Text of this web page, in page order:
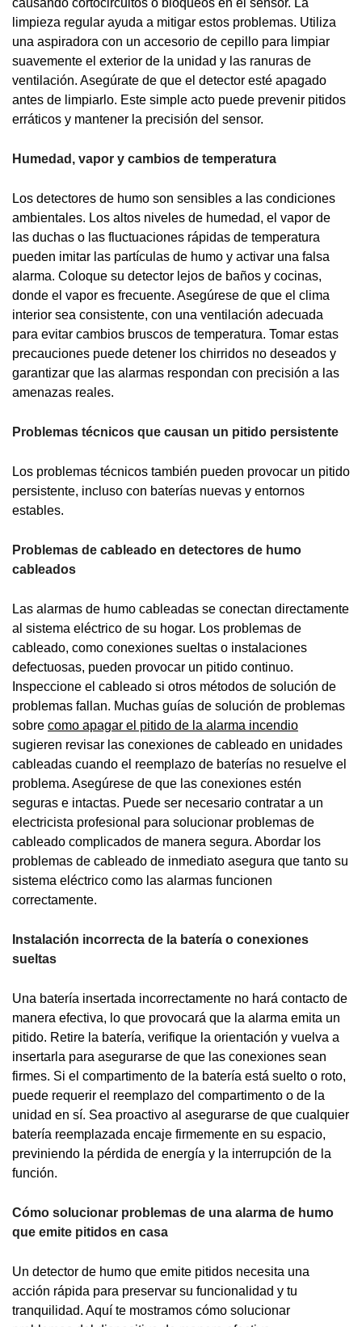
causando cortocircuitos o bloqueos en el sensor. La
limpieza regular ayuda a mitigar estos problemas. Utiliza
una aspiradora con un accesorio de cepillo para limpiar
suavemente el exterior de la unidad y las ranuras de
ventilación. Asegúrate de que el detector esté apagado
antes de limpiarlo. Este simple acto puede prevenir pitidos
erráticos y mantener la precisión del sensor.
Humedad, vapor y cambios de temperatura
Los detectores de humo son sensibles a las condiciones
ambientales. Los altos niveles de humedad, el vapor de
las duchas o las fluctuaciones rápidas de temperatura
pueden imitar las partículas de humo y activar una falsa
alarma. Coloque su detector lejos de baños y cocinas,
donde el vapor es frecuente. Asegúrese de que el clima
interior sea consistente, con una ventilación adecuada
para evitar cambios bruscos de temperatura. Tomar estas
precauciones puede detener los chirridos no deseados y
garantizar que las alarmas respondan con precisión a las
amenazas reales.
Problemas técnicos que causan un pitido persistente
Los problemas técnicos también pueden provocar un pitido
persistente, incluso con baterías nuevas y entornos
estables.
Problemas de cableado en detectores de humo
cableados
Las alarmas de humo cableadas se conectan directamente
al sistema eléctrico de su hogar. Los problemas de
cableado, como conexiones sueltas o instalaciones
defectuosas, pueden provocar un pitido continuo.
Inspeccione el cableado si otros métodos de solución de
problemas fallan. Muchas guías de solución de problemas
sobre como apagar el pitido de la alarma incendio
sugieren revisar las conexiones de cableado en unidades
cableadas cuando el reemplazo de baterías no resuelve el
problema. Asegúrese de que las conexiones estén
seguras e intactas. Puede ser necesario contratar a un
electricista profesional para solucionar problemas de
cableado complicados de manera segura. Abordar los
problemas de cableado de inmediato asegura que tanto su
sistema eléctrico como las alarmas funcionen
correctamente.
Instalación incorrecta de la batería o conexiones
sueltas
Una batería insertada incorrectamente no hará contacto de
manera efectiva, lo que provocará que la alarma emita un
pitido. Retire la batería, verifique la orientación y vuelva a
insertarla para asegurarse de que las conexiones sean
firmes. Si el compartimento de la batería está suelto o roto,
puede requerir el reemplazo del compartimento o de la
unidad en sí. Sea proactivo al asegurarse de que cualquier
batería reemplazada encaje firmemente en su espacio,
previniendo la pérdida de energía y la interrupción de la
función.
Cómo solucionar problemas de una alarma de humo
que emite pitidos en casa
Un detector de humo que emite pitidos necesita una
acción rápida para preservar su funcionalidad y tu
tranquilidad. Aquí te mostramos cómo solucionar